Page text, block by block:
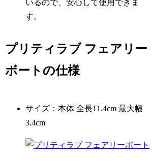
いるので、安心して使用できま
す。
プリティラブ フェアリー
ボートの仕様
サイズ：本体 全長11.4cm 最大幅
3.4cm